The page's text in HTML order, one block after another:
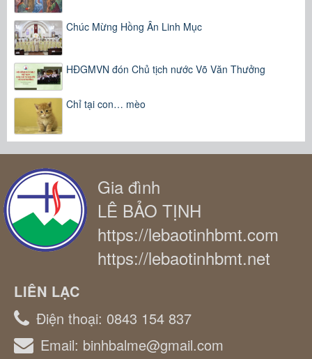
Chúc Mừng Hồng Ân Linh Mục
HĐGMVN đón Chủ tịch nước Võ Văn Thưởng
Chỉ tại con… mèo
Gia đình
LÊ BẢO TỊNH
https://lebaotinhbmt.com
https://lebaotinhbmt.net
LIÊN LẠC
Điện thoại: 0843 154 837
Email: binhbalme@gmail.com